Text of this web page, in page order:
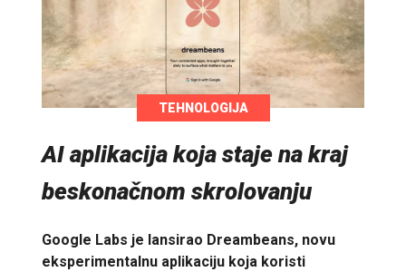
TEHNOLOGIJA
AI aplikacija koja staje na kraj
beskonačnom skrolovanju
Google Labs je lansirao Dreambeans, novu
eksperimentalnu aplikaciju koja koristi